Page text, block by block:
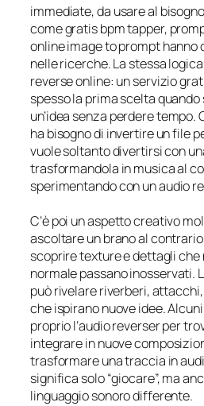
immediate, da usare al
come gratis bpm tapper,
online image to prompt hanno
nelle ricerche. La stessa
reverse online: un servizio
spesso la prima scelta
un’idea senza perdere tempo.
ha bisogno di invertire un file
vuole soltanto divertirsi con
trasformandola in musica al
sperimentando con un audio
C’è poi un aspetto creativo
ascoltare un brano al
scoprire texture e dettagli
normale passano inosservati.
può rivelare riverberi,
che ispirano nuove idee.
proprio l’audio reverser per
integrare in nuove
trasformare una traccia in
significa solo “giocare”, ma
linguaggio sonoro differente.